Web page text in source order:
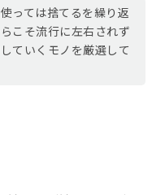
っては捨てるを繰り返
こそ流行に左右されず
ていくモノを厳選して